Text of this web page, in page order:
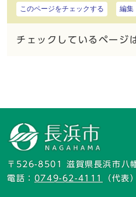
このページをチェックする 編集
チェックしているページ
〒526-8501 滋賀県長浜市八
電話： 0749-62-4111 （代表）